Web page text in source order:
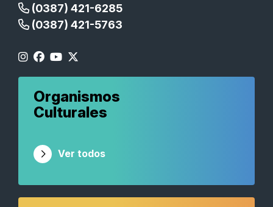
(0387) 421-6285
(0387) 421-5763
Organismos
Culturales
Ver todos